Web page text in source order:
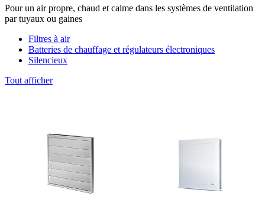
Pour un air propre, chaud et calme dans les systèmes de ventilation
par tuyaux ou gaines
Filtres à air
Batteries de chauffage et régulateurs électroniques
Silencieux
Tout afficher